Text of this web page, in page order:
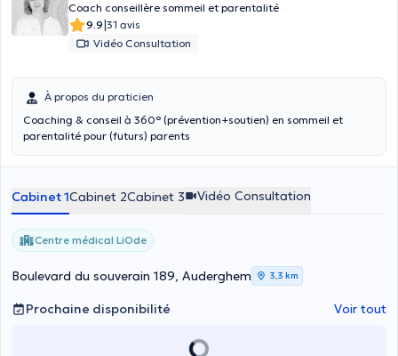
Coach conseillère sommeil et parentalité
9.9|31 avis
Vidéo Consultation
À propos du praticien
Coaching & conseil à 360° (prévention+soutien) en sommeil et
parentalité pour (futurs) parents
Cabinet 1Cabinet 2Cabinet 3 Vidéo Consultation
Centre médical LiOde
Boulevard du souverain 189, Auderghem 3,3 km
Prochaine disponibilité Voir tout